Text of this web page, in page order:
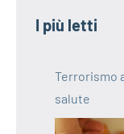
I più letti
Terrorismo
salute